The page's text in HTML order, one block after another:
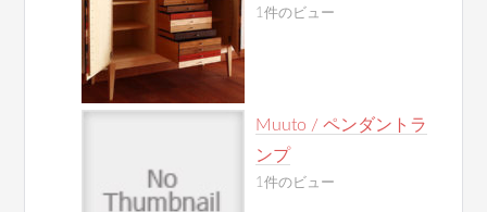
1件のビュー
Muuto / ペンダントラ
ンプ
1件のビュー